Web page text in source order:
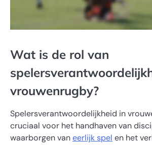
Wat is de rol van
vrouwenrugby?
Spelersverantwoordelijkheid in
cruciaal voor het handhaven van
waarborgen vaneerlijk spel en het